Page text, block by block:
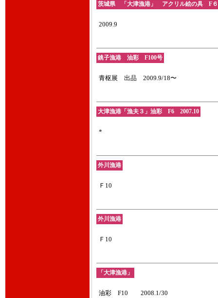
茨城県 「大津漁港」 アクリル絵の具 F６
2009.9
銚子漁港 油彩 F100号
青枢展 出品 2009.9/18〜
大津漁港「漁夫３」油彩 F6 2007.10
*
外川漁港
Ｆ10
外川漁港
Ｆ10
「大津漁港」
油彩 F10 2008.1/30